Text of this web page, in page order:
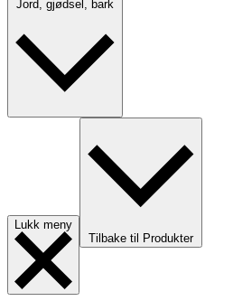
Lukk meny
Tilbake til Produkter